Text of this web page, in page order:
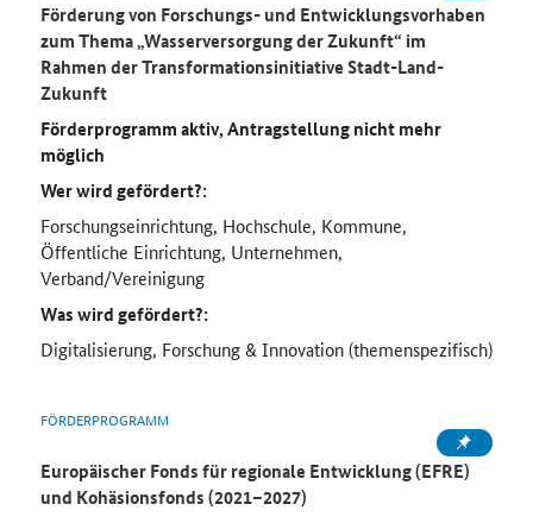
Förderung von Forschungs- und Entwicklungsvorhaben
zum Thema „Wasserversorgung der Zukunft“ im
Rahmen der Transformationsinitiative Stadt-Land-
Zukunft
Förderprogramm aktiv, Antragstellung nicht mehr
möglich
Wer wird gefördert?:
Forschungseinrichtung, Hochschule, Kommune,
Öffentliche Einrichtung, Unternehmen,
Verband/Vereinigung
Was wird gefördert?:
Digitalisierung, Forschung & Innovation (themenspezifisch)
FÖRDERPROGRAMM
Europäischer Fonds für regionale Entwicklung (EFRE)
und Kohäsionsfonds (2021–2027)